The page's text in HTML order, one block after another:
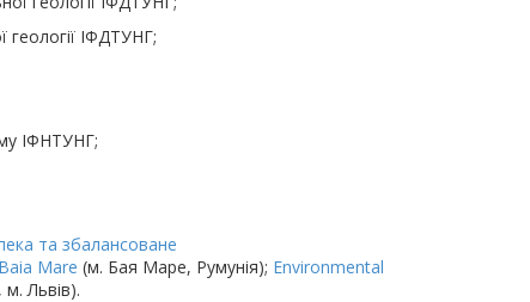
геології ІФДТУНГ;
ІФНТУНГ;
та збалансоване
Mare (м. Бая Маре, Румунія); Environmental
м. Львів).